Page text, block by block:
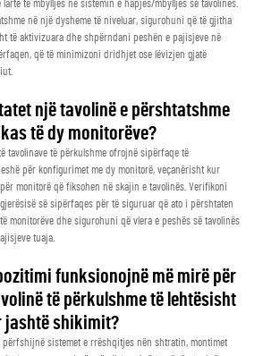
të mbylljes në sistemin e hapjes/mbylljes së tavolinës.
në një dysheme të niveluar, sigurohuni që të gjitha
të aktivizuara dhe shpërndani peshën e pajisjeve në
që të minimizoni dridhjet ose lëvizjen gjatë
një tavolinë e përshtatshme
të dy monitorëve?
tavolinave të përkulshme ofrojnë sipërfaqe të
për konfigurimet me dy monitorë, veçanërisht kur
monitorë që fiksohen në skajin e tavolinës. Verifikoni
së sipërfaqes për të siguruar që ato i përshtaten
monitorëve dhe sigurohuni që vlera e peshës së tavolinës
tuaja.
funksionojnë më mirë për
të përkulshme të lehtësisht
jashtë shikimit?
sistemet e rrëshqitjes nën shtratin, montimet